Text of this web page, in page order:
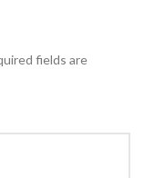
fields are